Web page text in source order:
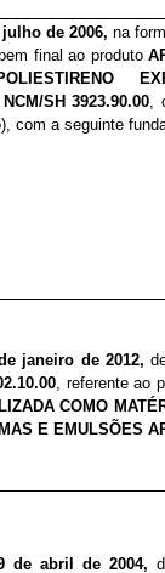
julho de 2006,na
final ao produto
NCM/SH 3923.90.00,
com a seguinte
janeiro de 2012,
, referente ao
COMO
E EMULSÕES
de abril de 2004,